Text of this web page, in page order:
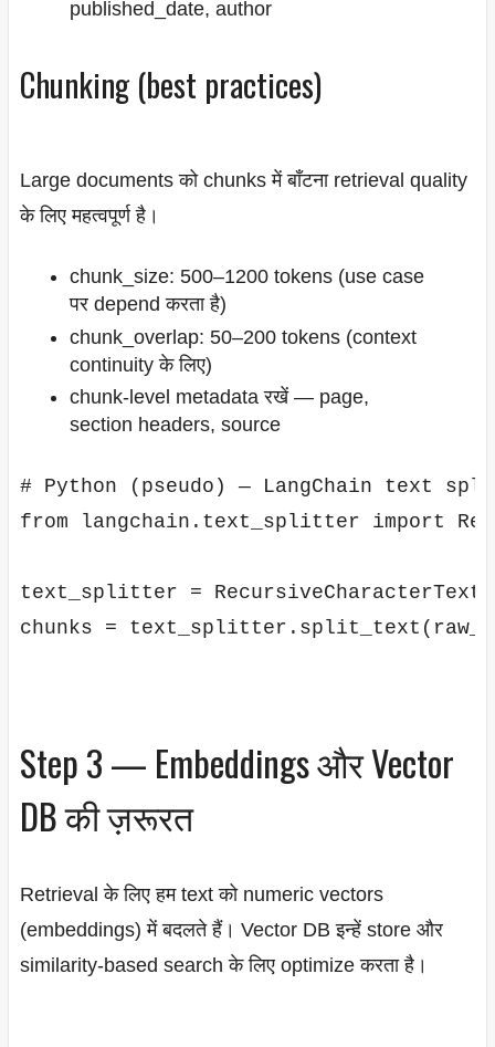
published_date, author
Chunking (best practices)
Large documents को chunks में बाँटना retrieval quality
के लिए महत्वपूर्ण है।
chunk_size: 500–1200 tokens (use case
पर depend करता है)
chunk_overlap: 50–200 tokens (context
continuity के लिए)
chunk-level metadata रखें — page,
section headers, source
# Python (pseudo) — LangChain text
from langchain.text_splitter import
text_splitter =
chunks =
Step 3 — Embeddings और Vector
DB की ज़रूरत
Retrieval के लिए हम text को numeric vectors
(embeddings) में बदलते हैं। Vector DB इन्हें store और
similarity-based search के लिए optimize करता है।